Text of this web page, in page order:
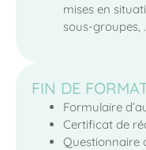
mises en
sous-groupes,
FIN DE
Formulaire
Certificat de
Questionnaire